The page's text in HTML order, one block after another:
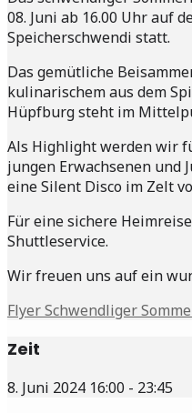
08. Juni ab 16.00 Uhr auf
Speicherschwendi statt.
Das gemütliche
kulinarischem aus dem
Hüpfburg steht im
Als Highlight werden wir
jungen Erwachsenen und
eine Silent Disco im Zelt
Für eine sichere
Shuttleservice.
Wir freuen uns auf ein
Flyer Schwendliger
Zeit
8. Juni 2024 16:00 - 23:45